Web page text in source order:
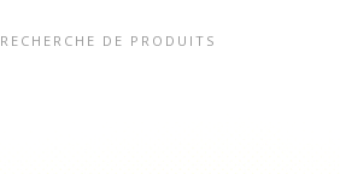
RECHERCHE DE PRODUITS